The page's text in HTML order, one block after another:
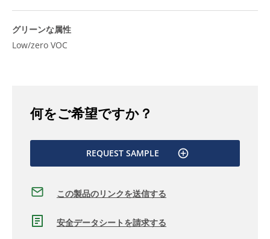
グリーンな属性
Low/zero VOC
何をご希望ですか？
REQUEST SAMPLE
この製品のリンクを送信する
安全データシートを請求する